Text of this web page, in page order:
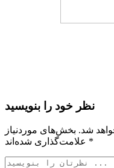
نظر خود را بنویسید
شد. بخش‌های موردنیاز
*